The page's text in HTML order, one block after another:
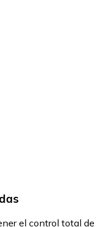
el control total de